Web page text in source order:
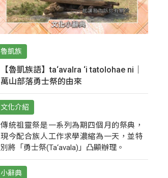
魯凱族
【魯凱族語】ta‘avalra ‘i tatolohae ni｜
萬山部落勇士祭的由來
文化介紹
傳統祖靈祭是一系列為期四個月的祭典，
現今配合族人工作求學濃縮為一天，並特
別將「勇士祭(Ta‘avala)」凸顯辦理。
小辭典